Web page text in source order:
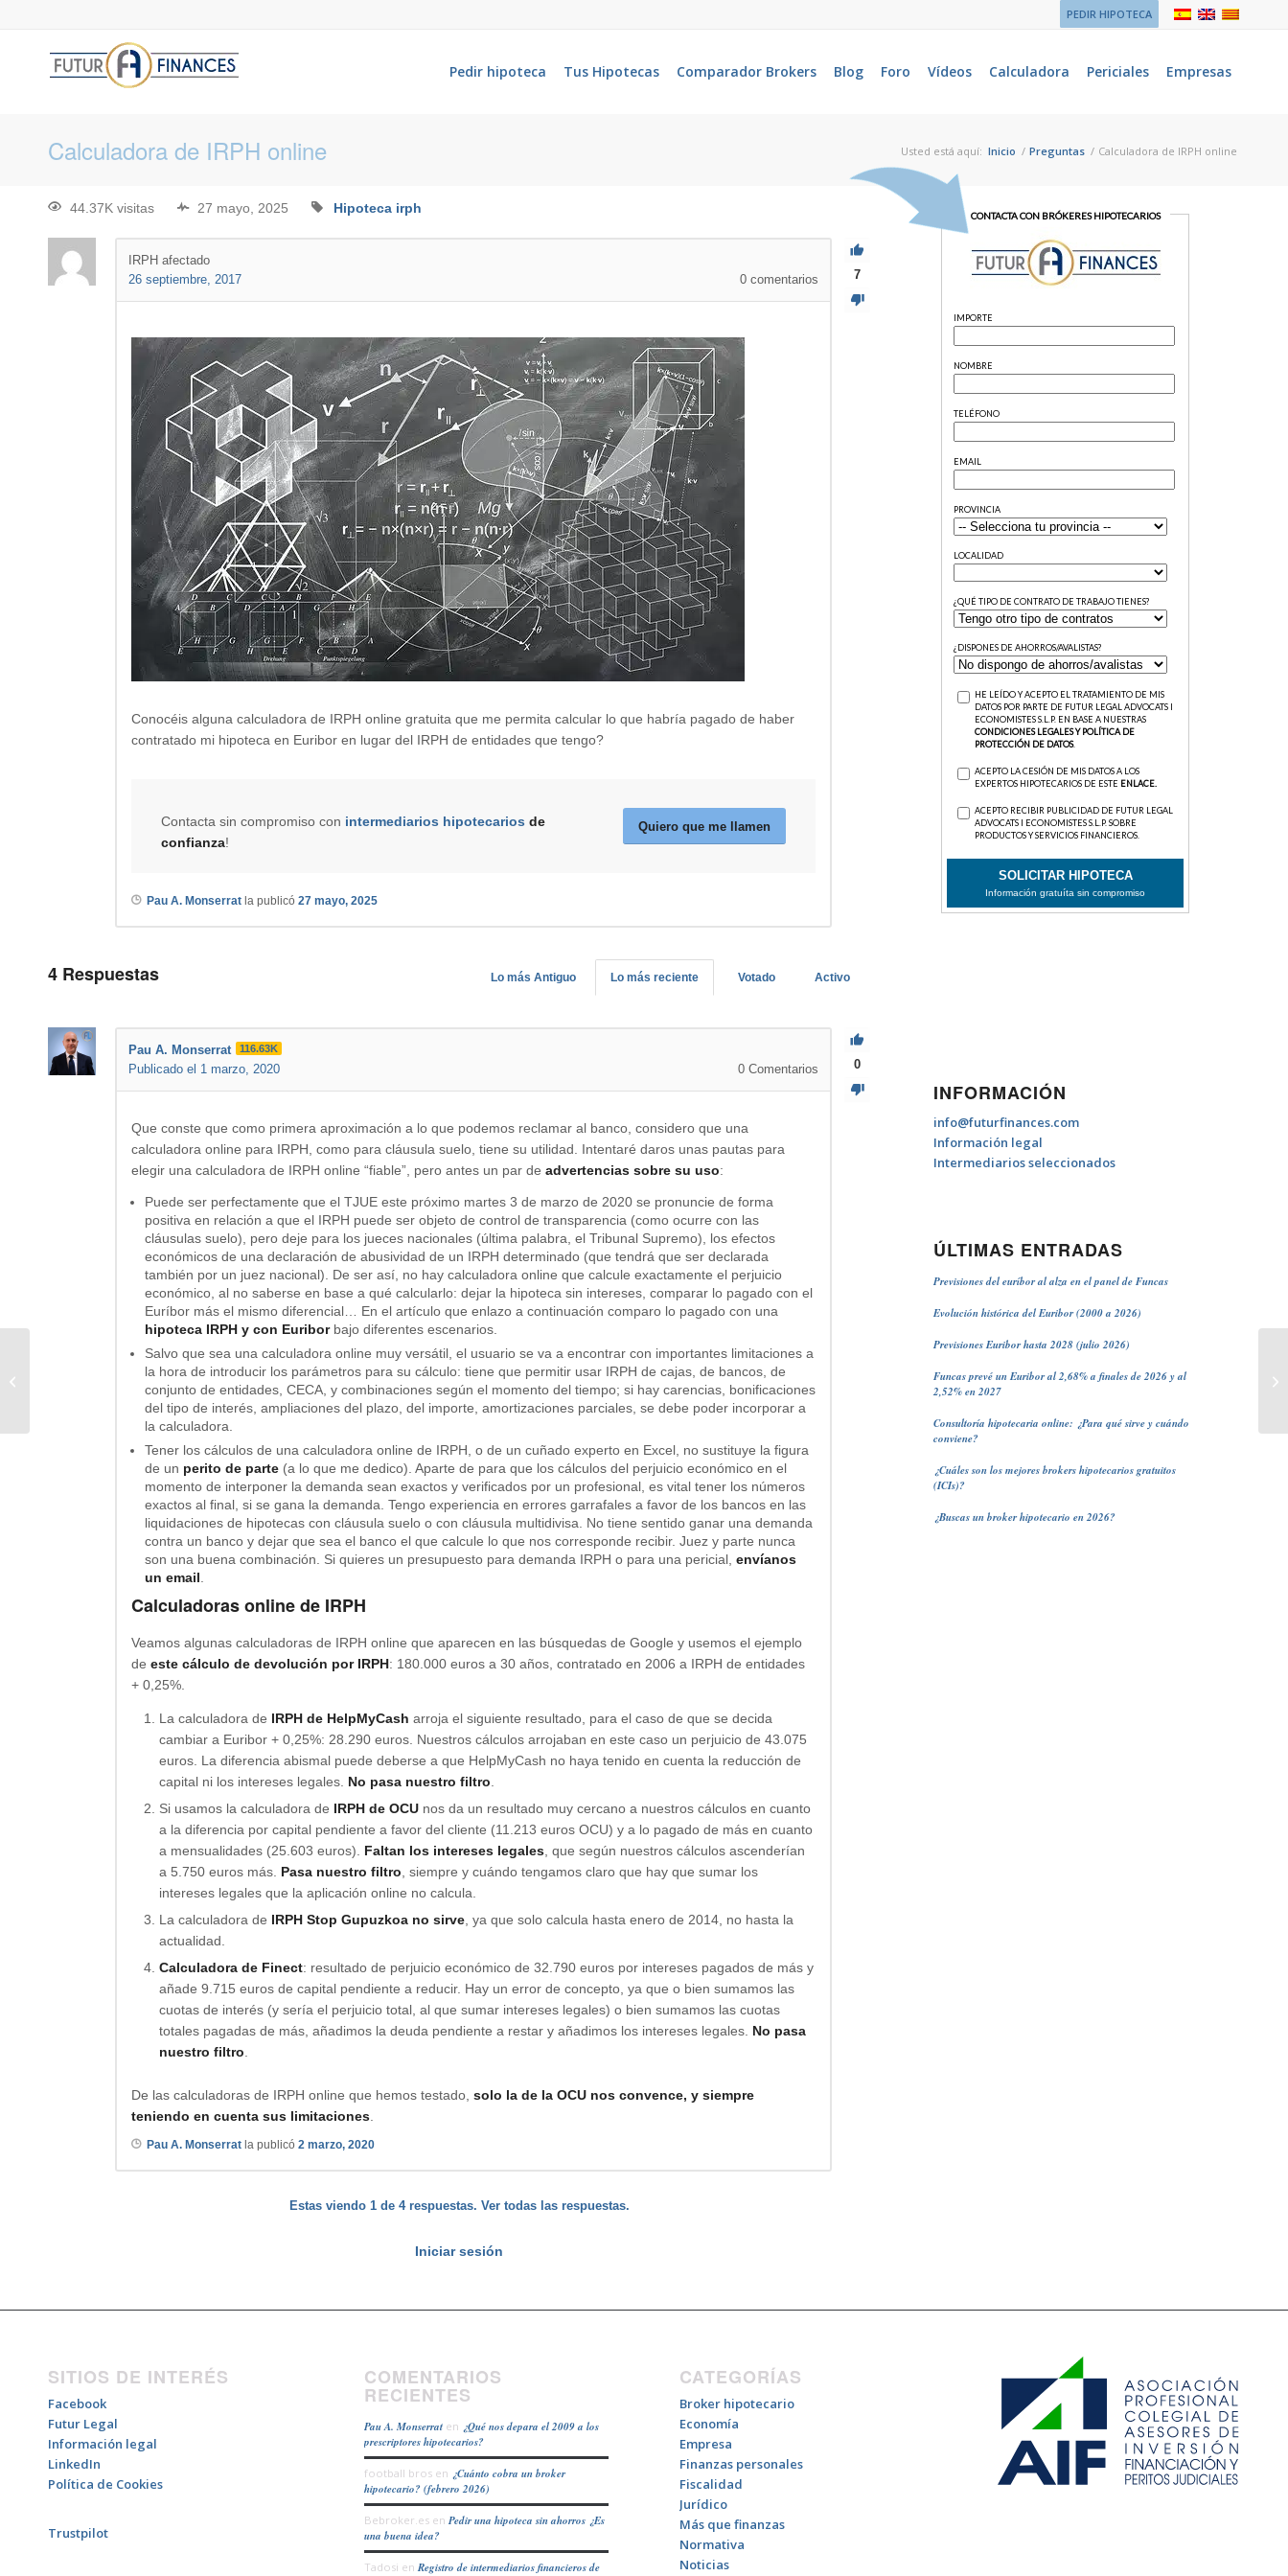
PEDIR HIPOTECA
Pedir hipoteca Tus Hipotecas Comparador Brokers Blog Foro Vídeos Calculadora Periciales Empresas
Calculadora de IRPH online Usted está aquí: Inicio / Preguntas / Calculadora de IRPH online
44.37K visitas 27 mayo, 2025 Hipoteca irph
7
IRPH afectado
26 septiembre, 2017
0 comentarios
Conocéis alguna calculadora de IRPH online gratuita que me permita calcular lo que habría pagado de haber
contratado mi hipoteca en Euribor en lugar del IRPH de entidades que tengo?
Contacta sin compromiso con intermediarios hipotecarios de
confianza!
Quiero que me llamen
Pau A. Monserrat la publicó 27 mayo, 2025
4 Respuestas Activo
Votado
Lo más reciente
Lo más Antiguo
0
Pau A. Monserrat 116.63K
Publicado el 1 marzo, 2020 0 Comentarios
Que conste que como primera aproximación a lo que podemos reclamar al banco, considero que una
calculadora online para IRPH, como para cláusula suelo, tiene su utilidad. Intentaré daros unas pautas para
elegir una calculadora de IRPH online “fiable”, pero antes un par de advertencias sobre su uso:
Puede ser perfectamente que el TJUE este próximo martes 3 de marzo de 2020 se pronuncie de forma
positiva en relación a que el IRPH puede ser objeto de control de transparencia (como ocurre con las
cláusulas suelo), pero deje para los jueces nacionales (última palabra, el Tribunal Supremo), los efectos
económicos de una declaración de abusividad de un IRPH determinado (que tendrá que ser declarada
también por un juez nacional). De ser así, no hay calculadora online que calcule exactamente el perjuicio
económico, al no saberse en base a qué calcularlo: dejar la hipoteca sin intereses, comparar lo pagado con el
Euríbor más el mismo diferencial… En el artículo que enlazo a continuación comparo lo pagado con una
hipoteca IRPH y con Euriborbajo diferentes escenarios.
Salvo que sea una calculadora online muy versátil, el usuario se va a encontrar con importantes limitaciones a
la hora de introducir los parámetros para su cálculo: tiene que permitir usar IRPH de cajas, de bancos, de
conjunto de entidades, CECA, y combinaciones según el momento del tiempo; si hay carencias, bonificaciones
del tipo de interés, ampliaciones del plazo, del importe, amortizaciones parciales, se debe poder incorporar a
la calculadora.
Tener los cálculos de una calculadora online de IRPH, o de un cuñado experto en Excel, no sustituye la figura
de un perito de parte (a lo que me dedico). Aparte de para que los cálculos del perjuicio económico en el
momento de interponer la demanda sean exactos y verificados por un profesional, es vital tener los números
exactos al final, si se gana la demanda. Tengo experiencia en errores garrafales a favor de los bancos en las
liquidaciones de hipotecas con cláusula suelo o con cláusula multidivisa. No tiene sentido ganar una demanda
contra un banco y dejar que sea el banco el que calcule lo que nos corresponde recibir. Juez y parte nunca
son una buena combinación. Si quieres un presupuesto para demanda IRPH o para una pericial, envíanos
un email
Calculadoras online de IRPH
Veamos algunas calculadoras de IRPH online que aparecen en las búsquedas de Google y usemos el ejemplo
de este cálculo de devolución por IRPH: 180.000 euros a 30 años, contratado en 2006 a IRPH de entidades
+ 0,25%.
La calculadora de IRPH de HelpMyCash arroja el siguiente resultado, para el caso de que se decida
cambiar a Euribor + 0,25%: 28.290 euros. Nuestros cálculos arrojaban en este caso un perjuicio de 43.075
euros. La diferencia abismal puede deberse a que HelpMyCash no haya tenido en cuenta la reducción de
capital ni los intereses legales. No pasa nuestro filtro
Si usamos la calculadora de IRPH de OCU nos da un resultado muy cercano a nuestros cálculos en cuanto
a la diferencia por capital pendiente a favor del cliente (11.213 euros OCU) y a lo pagado de más en cuanto
a mensualidades (25.603 euros). Faltan los intereses legales , que según nuestros cálculos ascenderían
a 5.750 euros más. Pasa nuestro filtro , siempre y cuándo tengamos claro que hay que sumar los
intereses legales que la aplicación online no calcula.
La calculadora de IRPH Stop Gupuzkoa no sirve , ya que solo calcula hasta enero de 2014, no hasta la
actualidad.
Calculadora de Finect: resultado de perjuicio económico de 32.790 euros por intereses pagados de más y
añade 9.715 euros de capital pendiente a reducir. Hay un error de concepto, ya que o bien sumamos las
cuotas de interés (y sería el perjuicio total, al que sumar intereses legales) o bien sumamos las cuotas
totales pagadas de más, añadimos la deuda pendiente a restar y añadimos los intereses legales. No pasa
nuestro filtro
De las calculadoras de IRPH online que hemos testado, solo la de la OCU nos convence, y siempre
teniendo en cuenta sus limitaciones
Pau A. Monserrat la publicó 2 marzo, 2020
Estas viendo 1 de 4 respuestas. Ver todas las respuestas.
Iniciar sesión
INFORMACIÓN
info@futurfinances.com
Información legal
Intermediarios seleccionados
ÚLTIMAS ENTRADAS
Previsiones del euríbor al alza en el panel de Funcas
Evolución histórica del Euribor (2000 a 2026)
Previsiones Euribor hasta 2028 (julio 2026)
Funcas prevé un Euribor al 2,68% a finales de 2026 y al
2,52% en 2027
Consultoría hipotecaria online: ¿Para qué sirve y cuándo
conviene?
¿Cuáles son los mejores brokers hipotecarios gratuitos
(ICIs)?
¿Buscas un broker hipotecario en 2026?
SITIOS DE INTERÉS
Facebook
Futur Legal
Información legal
LinkedIn
Política de Cookies
Trustpilot
COMENTARIOS
RECIENTES
Pau A. Monserraten ¿Qué nos depara el 2009 a los
prescriptores hipotecarios?
football brosen ¿Cuánto cobra un broker
hipotecario? (febrero 2026)
Bebroker.esen Pedir una hipoteca sin ahorros ¿Es
una buena idea?
Tadosi en Registro de intermediarios financieros de
CATEGORÍAS
Broker hipotecario
Economía
Empresa
Finanzas personales
Fiscalidad
Jurídico
Más que finanzas
Normativa
Noticias
Hipoteca 100 con aval de una